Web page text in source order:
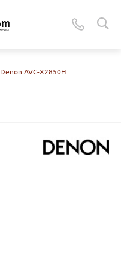
Denon AVC-X2850H